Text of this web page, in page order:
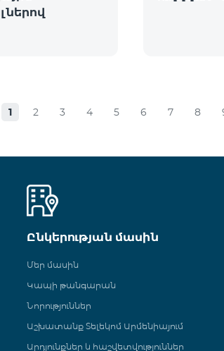
1 2 3 4 5 6 7 8
Ընկերության մասին
Մեր մասին
Կապի թանգարան
Նորություններ
Աշխատանք Տելեկոմ Արմենիայում
Արդյունքներ և հաշվետվություններ